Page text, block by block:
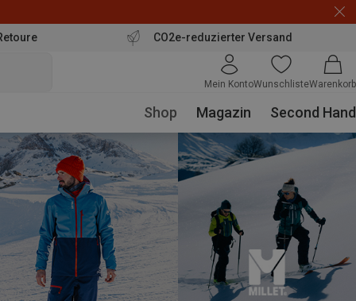
CO2e-reduzierter Versand
Mein KontoWunschlisteWarenkorb
Shop Magazin Second Hand